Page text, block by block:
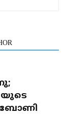
ബോണി